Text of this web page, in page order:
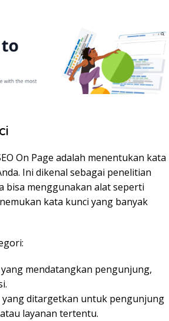
On Page adalah menentukan kata
Ini dikenal sebagai penelitian
bisa menggunakan alat seperti
kata kunci yang banyak
mendatangkan pengunjung,
yang ditargetkan untuk pengunjung
layanan tertentu.